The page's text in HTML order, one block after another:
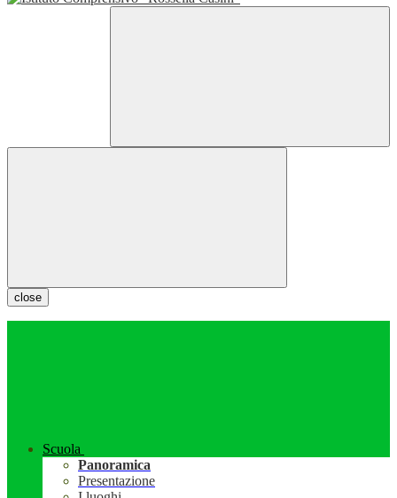
close
Scuola
Panoramica
Presentazione